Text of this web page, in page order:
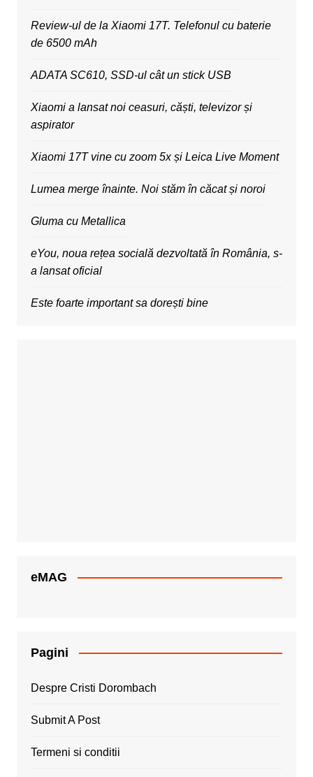
Review-ul de la Xiaomi 17T. Telefonul cu baterie
de 6500 mAh
ADATA SC610, SSD-ul cât un stick USB
Xiaomi a lansat noi ceasuri, căști, televizor și
aspirator
Xiaomi 17T vine cu zoom 5x și Leica Live Moment
Lumea merge înainte. Noi stăm în căcat și noroi
Gluma cu Metallica
eYou, noua rețea socială dezvoltată în România, s-
a lansat oficial
Este foarte important sa dorești bine
eMAG
Pagini
Despre Cristi Dorombach
Submit A Post
Termeni si conditii